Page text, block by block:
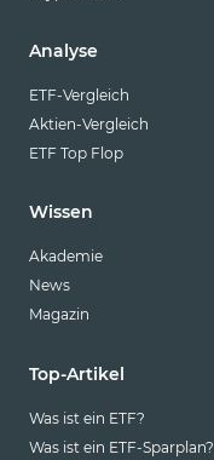
Analyse
ETF-Vergleich
Aktien-Vergleich
ETF Top Flop
Wissen
Akademie
News
Magazin
Top-Artikel
Was ist ein ETF?
Was ist ein ETF-Sparplan?